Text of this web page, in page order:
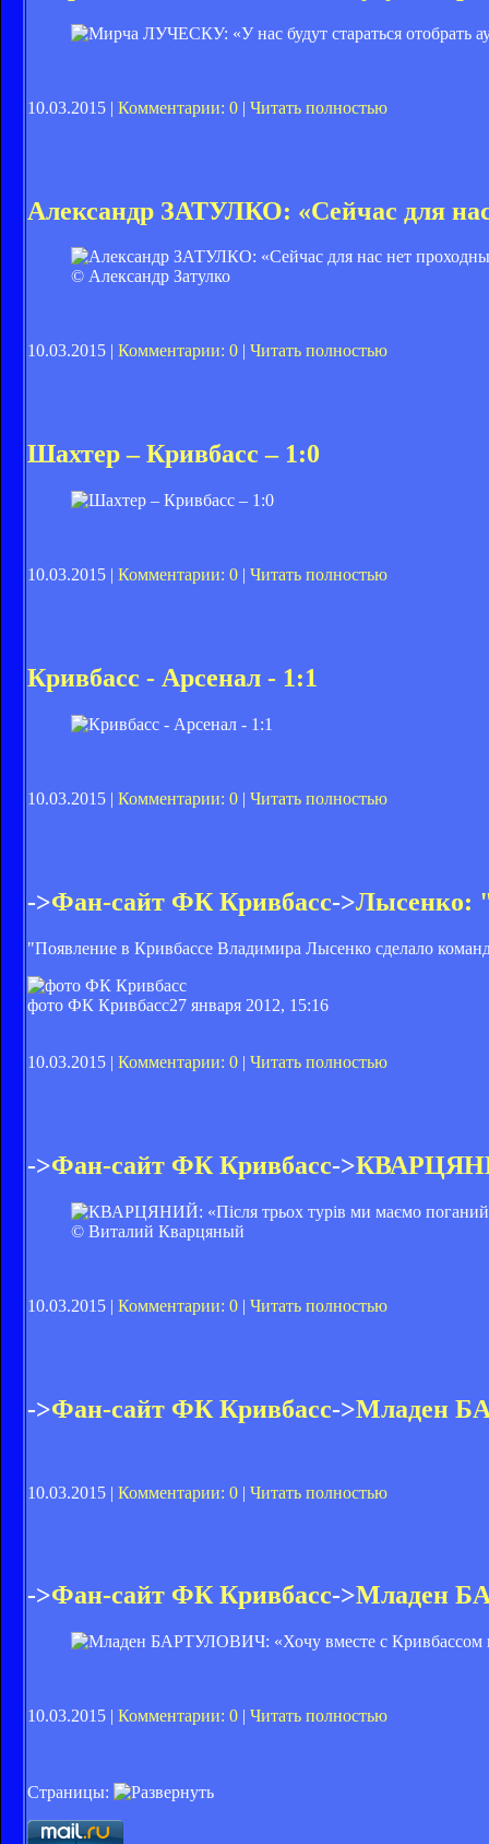
10.03.2015 | Комментарии: 0 | Читать полностью
Александр ЗАТУЛКО: «Сейчас для
© Александр Затулко
10.03.2015 | Комментарии: 0 Читать полностью
Шахтер – Кривбасс – 1:0
10.03.2015 | Комментарии: 0 | Читать полностью
Кривбасс - Арсенал - 1:1
10.03.2015 | Комментарии: 0 | Читать полностью
->Фан-сайт ФК Кривбасс->Лысенко:
"Появление в Кривбассе Владимира Лысенко сделало
фото ФК Кривбасс27 января 2012, 15:16
10.03.2015 | Комментарии: 0 | Читать полностью
->Фан-сайт ФК Кривбасс->
© Виталий Кварцяный
10.03.2015 | Комментарии: 0 | Читать полностью
->Фан-сайт ФК Кривбасс->Младен
10.03.2015 | Комментарии: 0 | Читать полностью
->Фан-сайт ФК Кривбасс->Младен
10.03.2015 | Комментарии: 0 | Читать полностью
Страницы: